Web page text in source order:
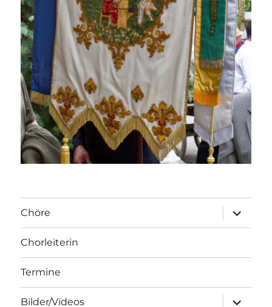
Chöre
öffnen
Chorleiterin
Termine
Bilder/Videos